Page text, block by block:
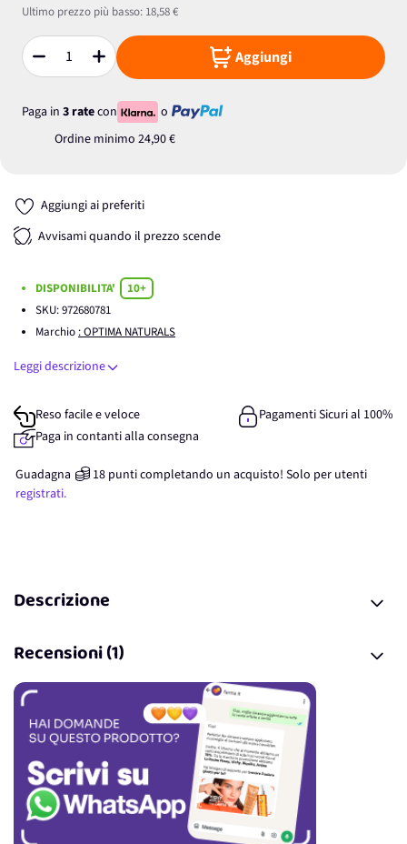
Ultimo prezzo più basso: 18,58 €
Quantità Aggiungi
Paga in 3 ratecon
o
Ordine minimo 24,90 €
Aggiungi ai preferiti
Avvisami quando il prezzo scende
DISPONIBILITA'
10+
SKU:972680781
Marchio : OPTIMA NATURALS
Leggi descrizione
Reso facile e veloce
Pagamenti Sicuri al 100%
Paga in contanti alla consegna
Guadagna 18 punticompletando un acquisto! Solo per utenti
registrati.
Descrizione
Recensioni (1)